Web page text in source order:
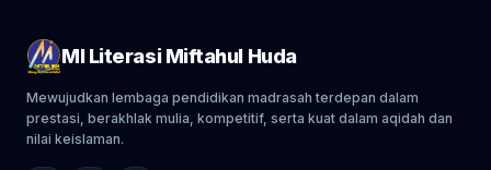
MI Literasi Miftahul Huda
Mewujudkan lembaga pendidikan madrasah terdepan dalam
prestasi, berakhlak mulia, kompetitif, serta kuat dalam aqidah dan
nilai keislaman.